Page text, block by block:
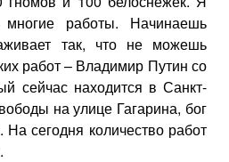
работы. Начинаешь
так, что не можешь
работ – Владимир Путин со
сейчас находится в Санкт-
на улице Гагарина, бог
сегодня количество работ